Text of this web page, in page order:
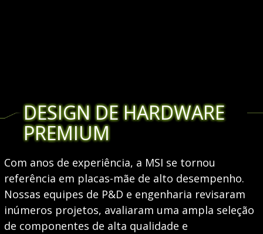
DESIGN DE HARDWARE
PREMIUM
Com anos de experiência, a MSI se tornou
referência em placas-mãe de alto desempenho.
Nossas equipes de P&D e engenharia revisaram
inúmeros projetos, avaliaram uma ampla seleção
de componentes de alta qualidade e